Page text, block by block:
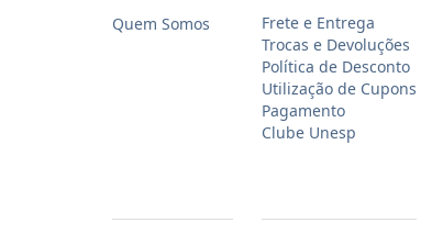
Quem Somos
Frete e Entrega
Trocas e Devoluções
Política de Desconto
Utilização de Cupons
Pagamento
Clube Unesp